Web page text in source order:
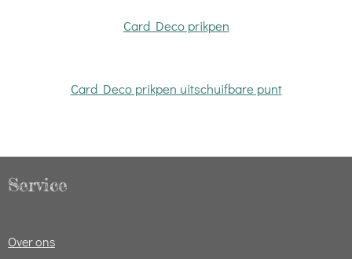
Card Deco prikpen
Card Deco prikpen uitschuifbare punt
Service
Over ons